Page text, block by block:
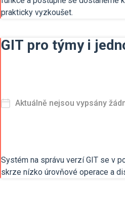
prakticky vyzkoušet.
GIT pro týmy i
Aktuálně nejsou vypsány
Systém na správu verzí GIT se v
skrze nízko úrovňové operace a